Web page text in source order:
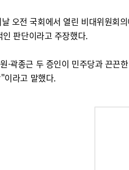
오전 국회에서 열린 비대위원회
판단이라고 주장했다.
·곽종근 두 증인이 민주당과 끈
이라고 말했다.